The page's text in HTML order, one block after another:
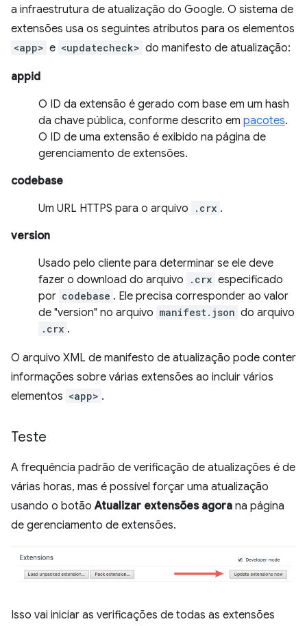
a infraestrutura de atualização do Google. O sistema de
extensões usa os seguintes atributos para os elementos
<app> e <updatecheck> do manifesto de atualização:
appid
O ID da extensão é gerado com base em um hash
da chave pública, conforme descrito em pacotes.
O ID de uma extensão é exibido na página de
gerenciamento de extensões.
codebase
Um URL HTTPS para o arquivo
.crx .
version
Usado pelo cliente para determinar se ele deve
fazer o download do arquivo
.crx especificado
por codebase . Ele precisa corresponder ao valor
de "version" no arquivo manifest.json do arquivo
.crx .
O arquivo XML de manifesto de atualização pode conter
informações sobre várias extensões ao incluir vários
elementos <app> .
Teste
A frequência padrão de verificação de atualizações é de
várias horas, mas é possível forçar uma atualização
usando o botãoAtualizar extensões agora na página
de gerenciamento de extensões.
Isso vai iniciar as verificações de todas as extensões